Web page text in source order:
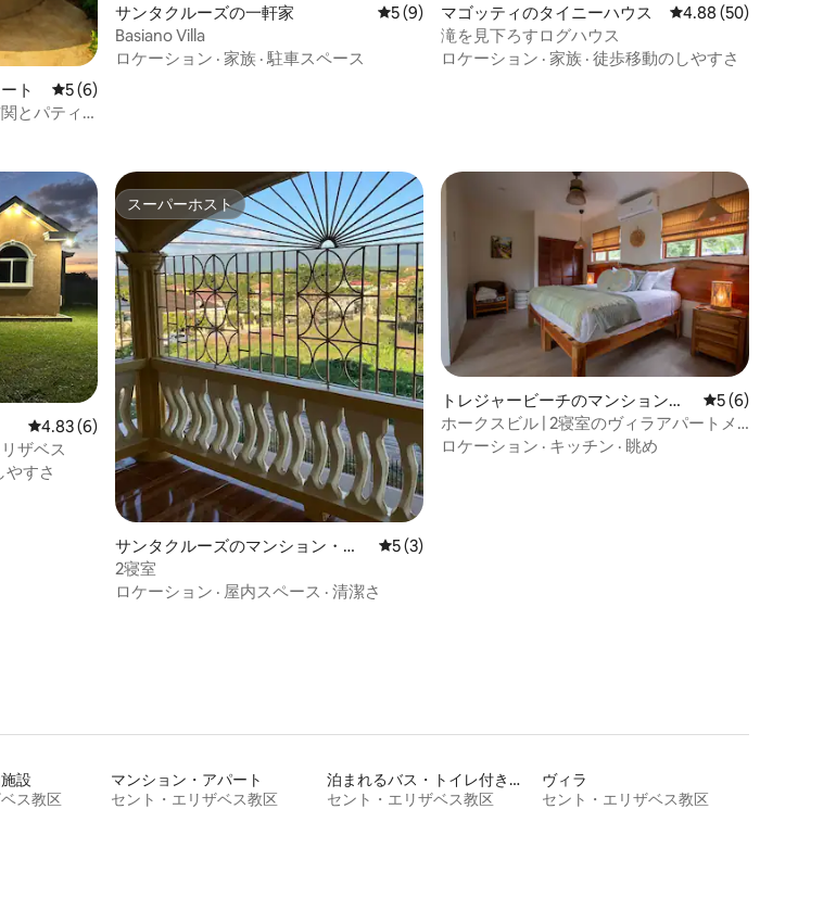
ト レビュー6件、5つ星中5つ星の平均評価
5 (6)
とパティ
サンタクルーズの一軒家 レビュー9件、5つ星中5つ星の平均評価
5 (9)
Basiano Villa
ロケーション · 家族 ·駐車スペース
マゴッティのタイニーハウス レビュー50件、5つ星
4.88 (50)
滝を見下ろすログハウス
ロケーション · 家族 · 徒歩移動のしやすさ
レビュー6件、5つ星中4.83つ星の平均評価
4.83 (6)
ザベス
やすさ
スーパーホスト
スーパーホスト
サンタクルーズのマンション・ア
パート
レビュー3件、5つ星中5つ星の平均評価
5 (3)
2寝室
ロケーション · 屋内スペース · 清潔さ
トレジャービーチのマンション・
アパート
レビュー6件、5
5 (6)
ホークスビル | 2寝室のヴィラアパートメ
ント + コーブ＆プール
ロケーション · キッチン · 眺め
設
ス教区
マンション・アパート
セント・エリザベス教区
泊まれるバス・トイレ付き個室
セント・エリザベス教区
ヴィラ
セント・エリザベス教区